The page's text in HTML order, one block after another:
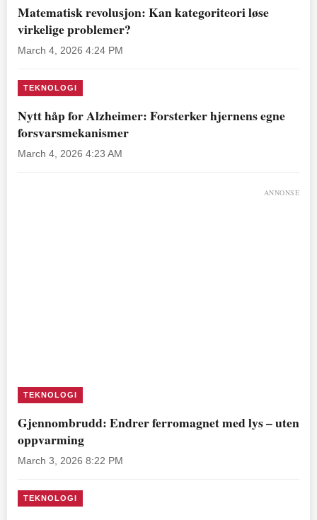
Matematisk revolusjon: Kan kategoriteori løse
virkelige problemer?
March 4, 2026 4:24 PM
TEKNOLOGI
Nytt håp for Alzheimer: Forsterker hjernens egne
forsvarsmekanismer
March 4, 2026 4:23 AM
ANNONSE
TEKNOLOGI
Gjennombrudd: Endrer ferromagnet med lys – uten
oppvarming
March 3, 2026 8:22 PM
TEKNOLOGI